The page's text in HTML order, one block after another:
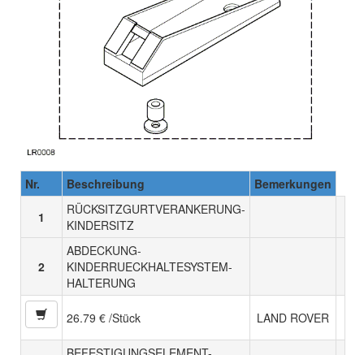
Nr. Beschreibung Bemerkungen
1
RÜCKSITZGURTVERANKERUNG-
KINDERSITZ
2
ABDECKUNG-
KINDERRUECKHALTESYSTEM-
HALTERUNG
26.79 € /Stück LAND ROVER